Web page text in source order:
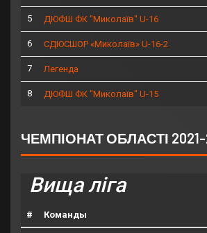
5 ДЮФШ ФК "Миколаїв" U-16
6 СДЮСШОР «Миколаїв» U-16-2
7 Легенда
8 ДЮФШ ФК "Миколаїв" U-15
ЧЕМПІОНАТ ОБЛАСТІ 2021-
Вища ліга
# Команды